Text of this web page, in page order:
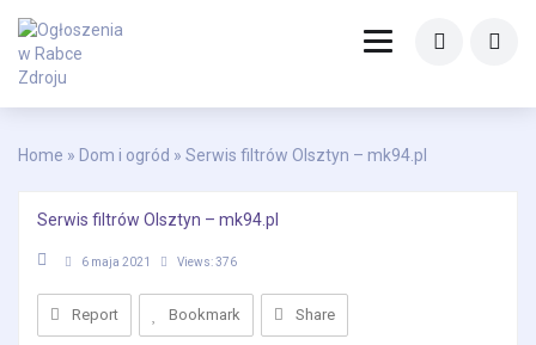
Home » Dom i ogród » Serwis filtrów Olsztyn – mk94.pl
Serwis filtrów Olsztyn – mk94.pl
6 maja 2021 Views: 376
Report Bookmark Share